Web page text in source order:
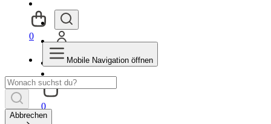
0
0
Mobile Navigation öffnen
Abbrechen